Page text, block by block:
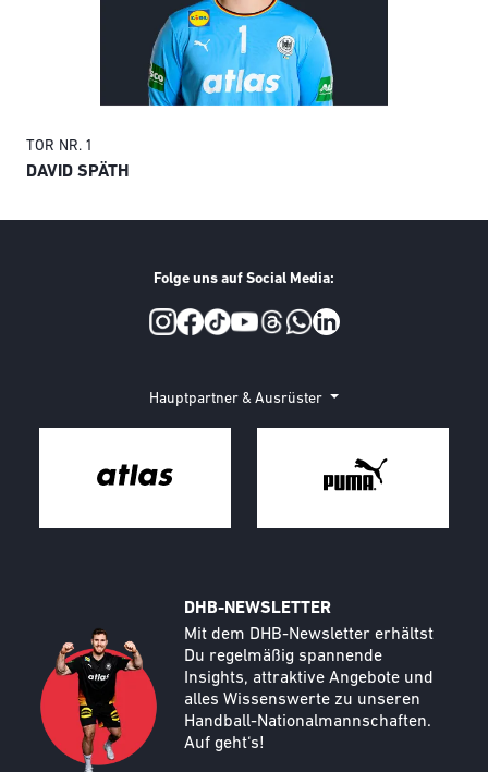
TOR NR. 1
DAVID SPÄTH
Folge uns auf Social Media:
Hauptpartner & Ausrüster
DHB-NEWSLETTER
Text
Mit dem DHB-Newsletter erhältst
Du regelmäßig spannende
Insights, attraktive Angebote und
alles Wissenswerte zu unseren
Handball-Nationalmannschaften.
Auf geht‘s!